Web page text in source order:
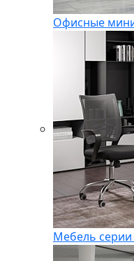
Офисные
Мебель